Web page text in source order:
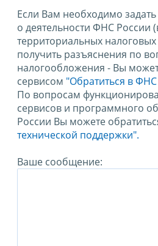
Если Вам необходимо
о деятельности ФНС России
территориальных
получить разъяснения по
налогообложения - Вы
сервисом "Обратиться в
По вопросам
сервисов и программного
России Вы можете
технической поддержки".
Ваше сообщение: